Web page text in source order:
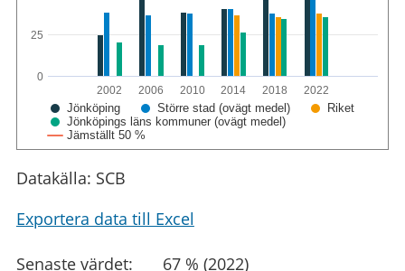
Jönköping Större stad (ovägt medel)
Riket
Jönköpings läns kommuner (ovägt medel)
Jämställt 50 %
2002 2006 2010 2014 2018 2022
0
25
Datakälla: SCB
Exportera data till Excel
Senaste värdet: 67 % (2022)